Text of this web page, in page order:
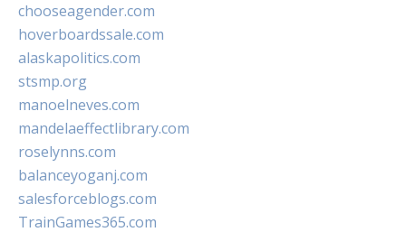
chooseagender.com
hoverboardssale.com
alaskapolitics.com
stsmp.org
manoelneves.com
mandelaeffectlibrary.com
roselynns.com
balanceyoganj.com
salesforceblogs.com
TrainGames365.com